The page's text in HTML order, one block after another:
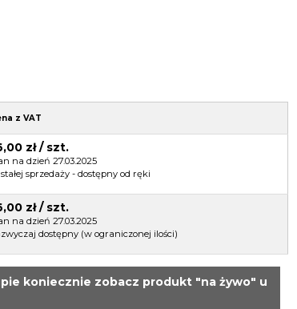
z VAT
zł / szt.
na dzień 27.03.2025
sprzedaży - dostępny od ręki
zł / szt.
na dzień 27.03.2025
dostępny (w ograniczonej ilości)
koniecznie zobacz produkt "na żywo" u